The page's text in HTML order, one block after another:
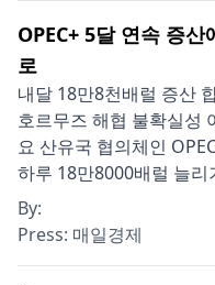
OPEC+ 5달 연속 증
로
내달 18만8천배럴 증산
호르무즈 해협 불확실성
요 산유국 협의체인
하루 18만8000배럴 늘리
By:
Press: 매일경제